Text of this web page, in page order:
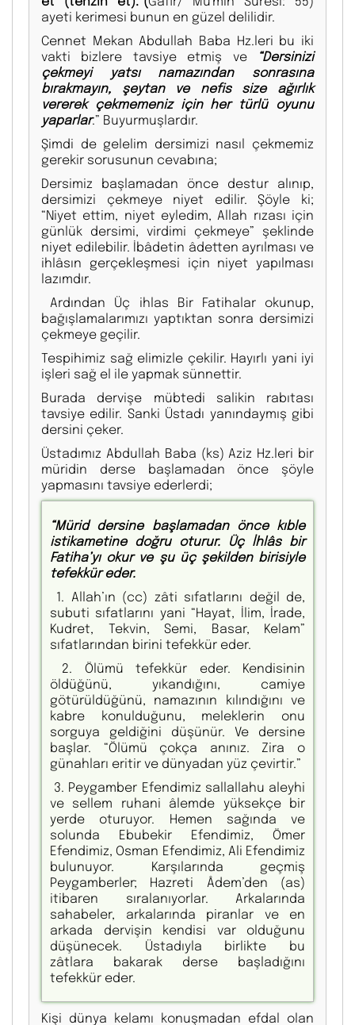
ayeti kerimesi bunun en güzel delilidir.
Cennet Mekan Abdullah Baba Hz.leri bu iki
vakti bizlere tavsiye etmiş ve
“Dersinizi
çekmeyi yatsı namazından sonrasına
bırakmayın, şeytan ve nefis size ağırlık
vererek çekmemeniz için her türlü oyunu
yaparlar.” Buyurmuşlardır.
Şimdi de gelelim dersimizi nasıl çekmemiz
gerekir sorusunun cevabına;
Dersimiz başlamadan önce destur alınıp,
dersimizi çekmeye niyet edilir. Şöyle ki;
“Niyet ettim, niyet eyledim, Allah rızası için
günlük dersimi, virdimi çekmeye” şeklinde
niyet edilebilir. İbâdetin âdetten ayrılması ve
ihlâsın gerçekleşmesi için niyet yapılması
lazımdır.
Ardından Üç ihlas Bir Fatihalar okunup,
bağışlamalarımızı yaptıktan sonra dersimizi
çekmeye geçilir.
Tespihimiz sağ elimizle çekilir. Hayırlı yani iyi
işleri sağ el ile yapmak sünnettir.
Burada dervişe mübtedi salikin rabıtası
tavsiye edilir. Sanki Üstadı yanındaymış gibi
dersini çeker.
Üstadımız Abdullah Baba (ks) Aziz Hz.leri bir
müridin derse başlamadan önce şöyle
yapmasını tavsiye ederlerdi;
“Mürid dersine başlamadan önce kıble
istikametine doğru oturur. Üç İhlâs bir
Fatiha’yı okur ve şu üç şekilden birisiyle
tefekkür eder.
1. Allah’ın (cc) zâti sıfatlarını değil de,
subuti sıfatlarını yani “Hayat, İlim, İrade,
Kudret, Tekvin, Semi, Basar, Kelam”
sıfatlarından birini tefekkür eder.
2. Ölümü tefekkür eder. Kendisinin
öldüğünü, yıkandığını, camiye
götürüldüğünü, namazının kılındığını ve
kabre konulduğunu, meleklerin onu
sorguya geldiğini düşünür. Ve dersine
başlar. “Ölümü çokça anınız. Zira o
günahları eritir ve dünyadan yüz çevirtir.”
3. Peygamber Efendimiz sallallahu aleyhi
ve sellem ruhani âlemde yüksekçe bir
yerde oturuyor. Hemen sağında ve
solunda Ebubekir Efendimiz, Ömer
Efendimiz, Osman Efendimiz, Ali Efendimiz
bulunuyor. Karşılarında geçmiş
Peygamberler; Hazreti Âdem’den (as)
itibaren sıralanıyorlar. Arkalarında
sahabeler, arkalarında piranlar ve en
arkada dervişin kendisi var olduğunu
düşünecek. Üstadıyla birlikte bu
zâtlara bakarak derse başladığını
tefekkür eder.
Kişi dünya kelamı konuşmadan efdal olan